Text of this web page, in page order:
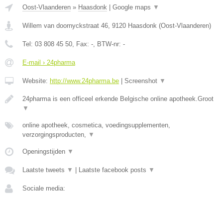
Oost-Vlaanderen » Haasdonk Google maps ▼
Willem van doornyckstraat 46, 9120 Haasdonk (Oost-Vlaanderen)
Tel: 03 808 45 50, Fax: -, BTW-nr: -
E-mail › 24pharma
Website: http://www.24pharma.be Screenshot ▼
24pharma is een officeel erkende Belgische online apotheek.Groot
▼
online apotheek, cosmetica, voedingsupplementen,
verzorgingsproducten, ▼
Openingstijden ▼
Laatste tweets ▼ Laatste facebook posts ▼
Sociale media: